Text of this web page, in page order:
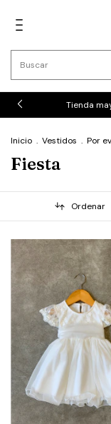
Tienda
Inicio . Vestidos . Por
Fiesta
Ordenar